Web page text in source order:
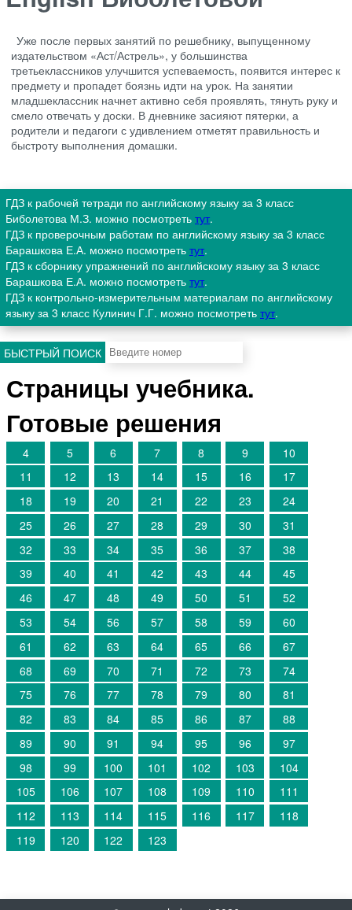
Уже после первых занятий по решебнику, выпущенному
издательством «Аст/Астрель», у большинства
третьеклассников улучшится успеваемость, появится интерес к
предмету и пропадет боязнь идти на урок. На занятии
младшеклассник начнет активно себя проявлять, тянуть руку и
смело отвечать у доски. В дневнике засияют пятерки, а
родители и педагоги с удивлением отметят правильность и
быстроту выполнения домашки.
ГДЗ к рабочей тетради по английскому языку за 3 класс
Биболетова М.З. можно посмотреть тут.
ГДЗ к проверочным работам по английскому языку за 3 класс
Барашкова Е.А. можно посмотреть тут.
ГДЗ к сборнику упражнений по английскому языку за 3 класс
Барашкова Е.А. можно посмотреть тут.
ГДЗ к контрольно-измерительным материалам по английскому
языку за 3 класс Кулинич Г.Г. можно посмотреть тут.
БЫСТРЫЙ ПОИСК
Страницы учебника.
Готовые решения
4 5 6 7 8 9
10
11
12 13 14 15 16
17
18
19 20 21 22 23
24
25
26 27 28 29 30
31
32
33 34 35 36 37
38
39
40 41 42 43 44
45
46
47 48 49 50 51
52
53
54 56 57 58 59
60
61
62 63 64 65 66
67
68
69 70 71 72 73
74
75
76 77 78 79 80
81
82
83 84 85 86 87
88
89
90 91 94 95 96
97
98
99 100 101 102 103
104
105
106 107 108 109 110
111
112
113 114 115 116 117
118
119
120 122 123